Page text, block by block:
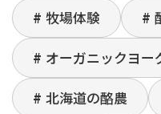
牧場体験
オーガニックヨー
北海道の酪農